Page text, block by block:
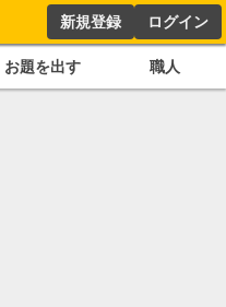
新規登録 ログイン
お題を出す 職人